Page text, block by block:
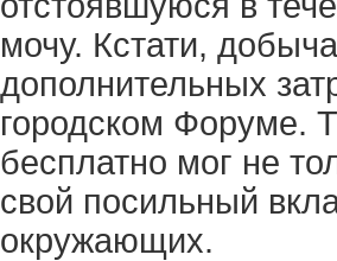
мочу. Кстати,
дополнительных
городском Форуме.
бесплатно мог не
свой посильный
окружающих.